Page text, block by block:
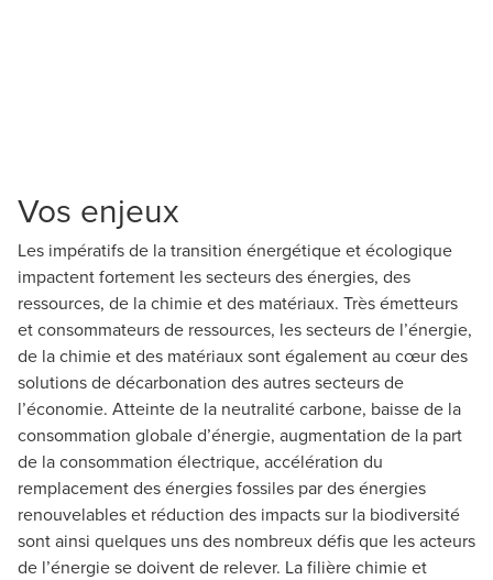
Vos enjeux
Les impératifs de la transition énergétique et écologique
impactent fortement les secteurs des énergies, des
ressources, de la chimie et des matériaux. Très émetteurs
et consommateurs de ressources, les secteurs de l’énergie,
de la chimie et des matériaux sont également au cœur des
solutions de décarbonation des autres secteurs de
l’économie. Atteinte de la neutralité carbone, baisse de la
consommation globale d’énergie, augmentation de la part
de la consommation électrique, accélération du
remplacement des énergies fossiles par des énergies
renouvelables et réduction des impacts sur la biodiversité
sont ainsi quelques uns des nombreux défis que les acteurs
de l’énergie se doivent de relever. La filière chimie et